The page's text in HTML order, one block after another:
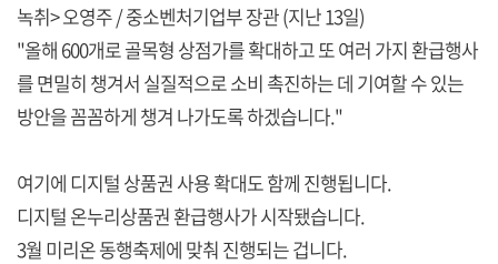
녹취> 오영주 / 중소벤처기업부 장관 (지난 13일)
"올해 600개로 골목형 상점가를 확대하고 또 여러 가지 환급행사
를 면밀히 챙겨서 실질적으로 소비 촉진하는 데 기여할 수 있는
방안을 꼼꼼하게 챙겨 나가도록 하겠습니다."
여기에 디지털 상품권 사용 확대도 함께 진행됩니다.
디지털 온누리상품권 환급행사가 시작됐습니다.
3월 미리온 동행축제에 맞춰 진행되는 겁니다.